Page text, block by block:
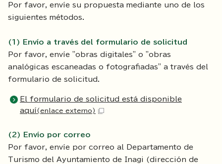
Por favor, envíe su propuesta mediante uno de los
siguientes métodos.
(1) Envío a través del formulario de solicitud
Por favor, envíe "obras digitales" o "obras
analógicas escaneadas o fotografiadas" a través del
formulario de solicitud.
El formulario de solicitud está disponible
aquí(enlace externo)
(2) Envío por correo
Por favor, envíe por correo al Departamento de
Turismo del Ayuntamiento de Inagi (dirección de